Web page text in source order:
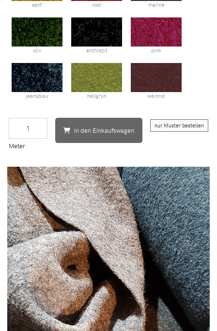
senf rost marine
oliv anthrazit pink
jeansblau hellgrün weinrot
Meter
in den Einkaufswagen
nur Muster bestellen